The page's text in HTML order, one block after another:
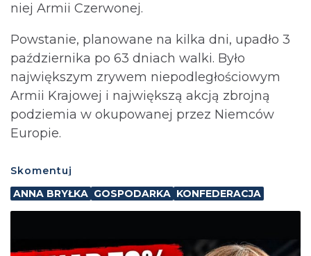
niej Armii Czerwonej.
Powstanie, planowane na kilka dni, upadło 3
października po 63 dniach walki. Było
największym zrywem niepodległościowym
Armii Krajowej i największą akcją zbrojną
podziemia w okupowanej przez Niemców
Europie.
Skomentuj
ANNA BRYŁKA GOSPODARKA KONFEDERACJA